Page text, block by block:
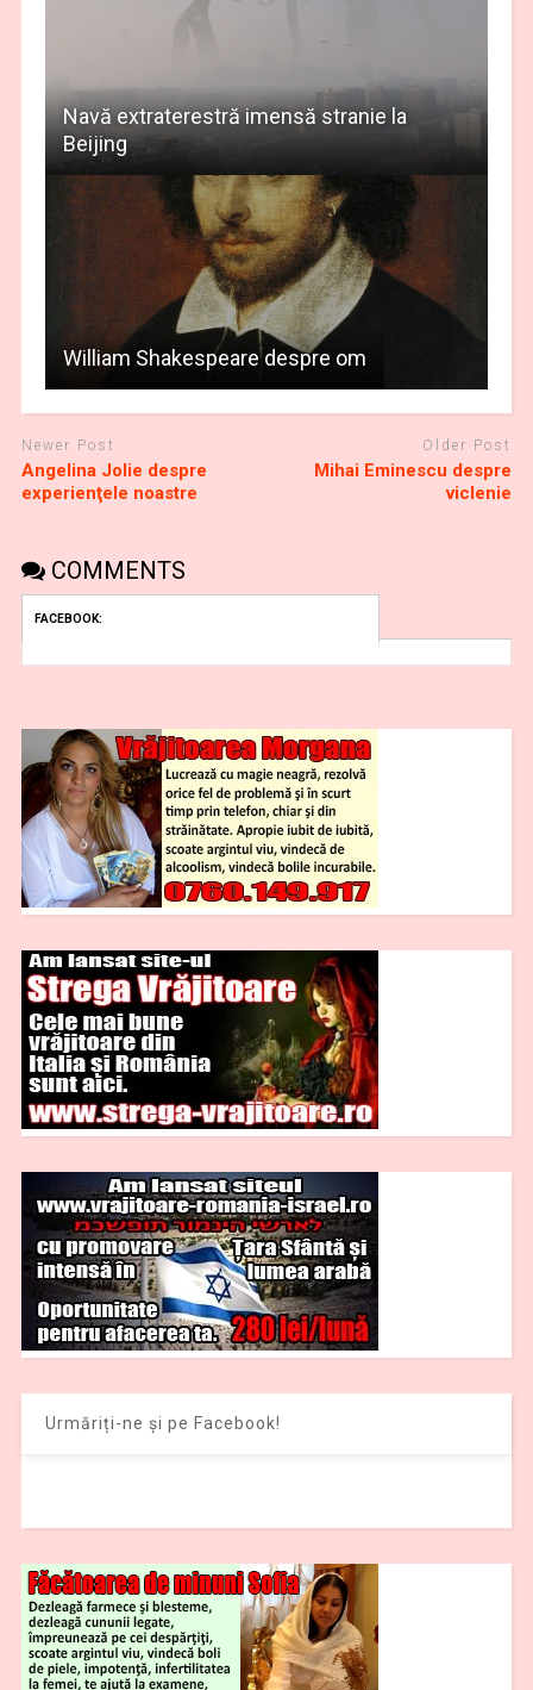
Navă extraterestră imensă stranie la
Beijing
William Shakespeare despre om
Newer Post
Angelina Jolie despre
experienţele noastre
Older Post
Mihai Eminescu despre
viclenie
COMMENTS
FACEBOOK:
Urmăriți-ne și pe Facebook!